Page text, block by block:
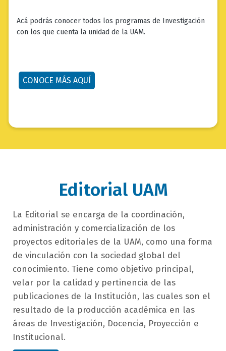
Acá podrás conocer todos los programas de Investigación
con los que cuenta la unidad de la UAM.
CONOCE MÁS AQUÍ
Editorial UAM
campo
texto
bloque
texto
La Editorial se encarga de la coordinación,
administración y comercialización de los
proyectos editoriales de la UAM, como una forma
de vinculación con la sociedad global del
conocimiento. Tiene como objetivo principal,
velar por la calidad y pertinencia de las
publicaciones de la Institución, las cuales son el
resultado de la producción académica en las
áreas de Investigación, Docencia, Proyección e
Institucional.